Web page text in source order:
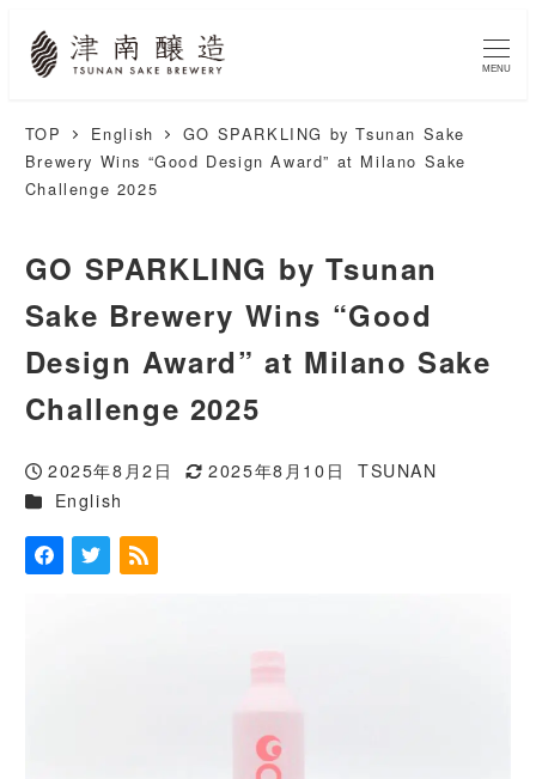
MENU
TOP English
GO SPARKLING by Tsunan Sake
Brewery Wins “Good Design Award” at Milano Sake
Challenge 2025
GO SPARKLING by Tsunan
Sake Brewery Wins “Good
Design Award” at Milano Sake
Challenge 2025
投稿日
2025年8月2日
更新日
2025年8月10日
著
TSUNAN
カテゴリー
English